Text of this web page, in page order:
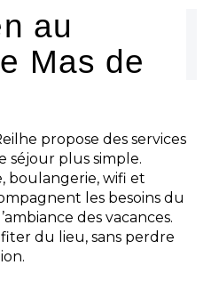
Aquatique
activités
au
Mas de
propose des services
séjour plus simple.
boulangerie, wifi et
les besoins du
des vacances.
du lieu, sans perdre